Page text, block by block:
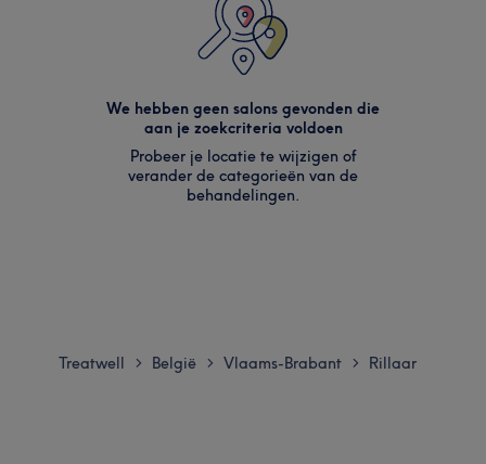
We hebben geen salons gevonden die
aan je zoekcriteria voldoen
Probeer je locatie te wijzigen of
verander de categorieën van de
behandelingen.
Treatwell > België > Vlaams-Brabant > Rillaar